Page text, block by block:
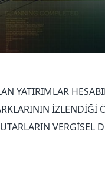
YATIRIMLAR
İZLENDİĞİ
VERGİSEL